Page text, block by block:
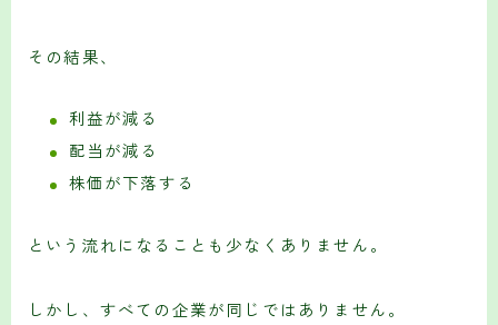
その結果、
利益が減る
配当が減る
株価が下落する
という流れになることも少なくありません。
しかし、すべての企業が同じではありません。